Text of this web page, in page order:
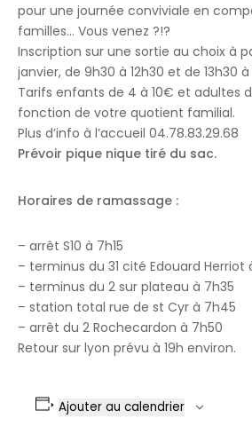
pour une journée conviviale en
familles… Vous venez ?!?
Inscription sur une sortie au choix à
janvier, de 9h30 à 12h30 et de 13h30 à
Tarifs enfants de 4 à 10€ et adultes
fonction de votre quotient familial.
Plus d’info à l’accueil 04.78.83.29.68
Prévoir pique nique tiré du sac.
Horaires de ramassage :
– arrêt S10 à 7h15
– terminus du 31 cité Edouard Herriot
– terminus du 2 sur plateau à 7h35
– station total rue de st Cyr à 7h45
– arrêt du 2 Rochecardon à 7h50
Retour sur lyon prévu à 19h environ.
Ajouter au calendrier